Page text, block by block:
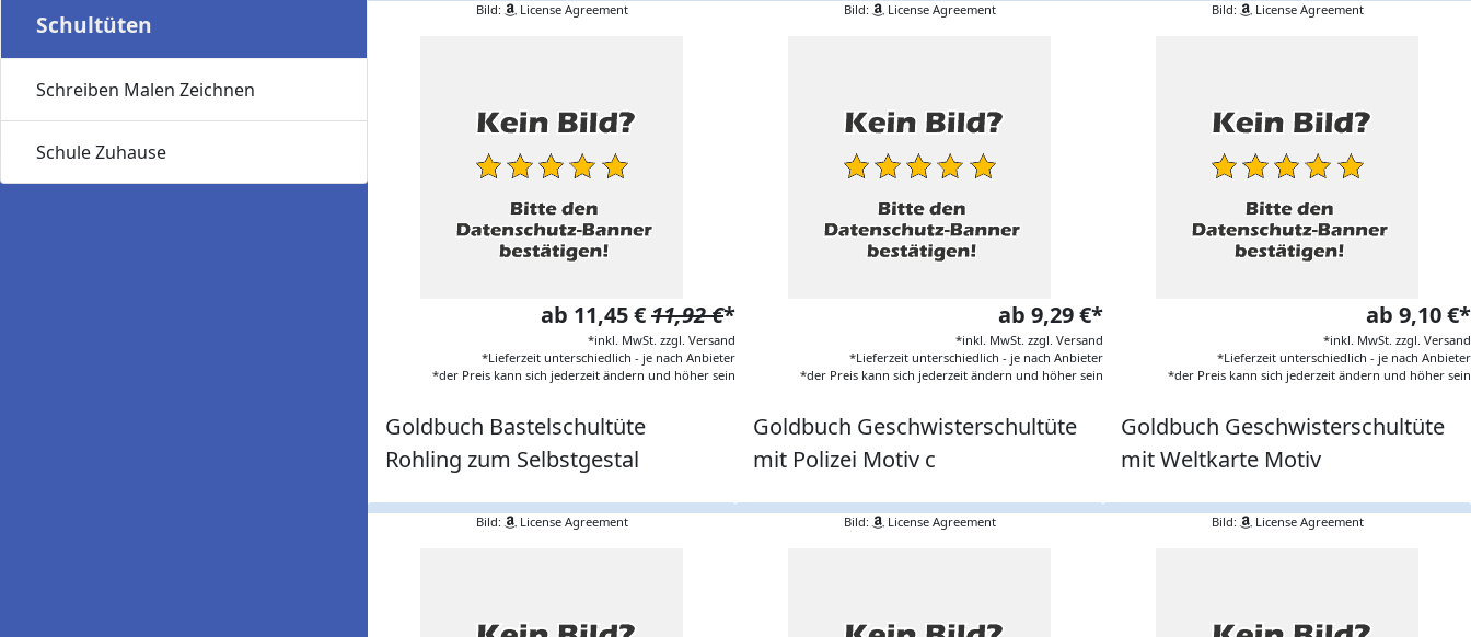
Schultüten
Schreiben Malen Zeichnen
Schule Zuhause
Bild: License Agreement
ab 11,45 €11,92 €*
*inkl. MwSt. zzgl. Versand
*Lieferzeit unterschiedlich - je nach Anbieter
*der Preis kann sich jederzeit ändern und höher sein
Goldbuch Bastelschultüte
Rohling zum Selbstgestal
Bild: License Agreement
ab 9,29 €*
*inkl. MwSt. zzgl. Versand
*Lieferzeit unterschiedlich - je nach Anbieter
*der Preis kann sich jederzeit ändern und höher sein
Goldbuch Geschwisterschultüte
mit Polizei Motiv c
Bild: License Agreement
ab 9,10 €*
*inkl. MwSt. zzgl. Versand
*Lieferzeit unterschiedlich - je nach Anbieter
*der Preis kann sich jederzeit ändern und höher sein
Goldbuch Geschwisterschultüte
mit Weltkarte Motiv
Bild: License Agreement Bild: License Agreement Bild: License Agreement